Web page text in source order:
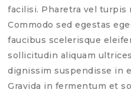
facilisi. Pharetra vel turpis
Commodo sed egestas
faucibus scelerisque
sollicitudin aliquam
dignissim suspendisse in
Gravida in fermentum et